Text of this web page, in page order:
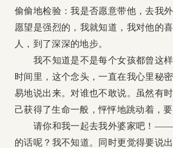
偷偷地检验：我是否愿意带他，去我
愿望是强烈的，我就知道，我对他的
人，到了深深的地步。
我不知道是不是每个女孩都曾这样
时间里，这个念头，一直在我心里秘
易地说出来。对谁也不敢说。虽然有
己获得了生命一般，怦怦地跳动着，要
请你和我一起去我外婆家吧！——
的话呢？我不知道。同时更觉得要说